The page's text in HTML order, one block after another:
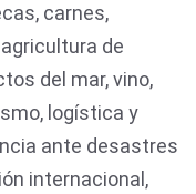
carnes,
de
del mar, vino,
logística y
ante desastres
internacional,